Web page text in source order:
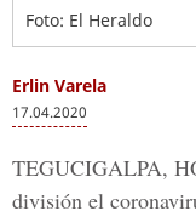
Foto: El Heraldo
Erlin Varela
17.04.2020
TEGUCIGALPA,
división el